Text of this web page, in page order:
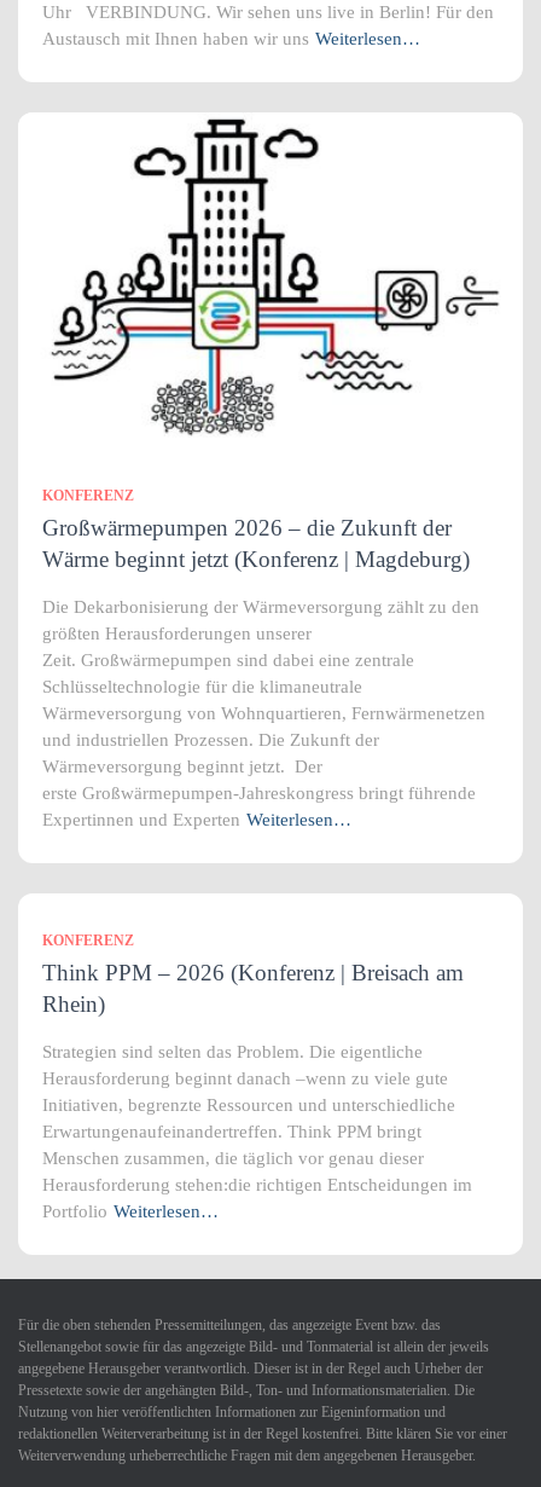
Uhr VERBINDUNG. Wir sehen uns live in Berlin! Für den
Austausch mit Ihnen haben wir uns Weiterlesen…
KONFERENZ
Großwärmepumpen 2026 – die Zukunft der
Wärme beginnt jetzt (Konferenz | Magdeburg)
Die Dekarbonisierung der Wärmeversorgung zählt zu den
größten Herausforderungen unserer
Zeit. Großwärmepumpen sind dabei eine zentrale
Schlüsseltechnologie für die klimaneutrale
Wärmeversorgung von Wohnquartieren, Fernwärmenetzen
und industriellen Prozessen. Die Zukunft der
Wärmeversorgung beginnt jetzt. Der
erste Großwärmepumpen-Jahreskongress bringt führende
Expertinnen und Experten Weiterlesen…
KONFERENZ
Think PPM – 2026 (Konferenz | Breisach am
Rhein)
Strategien sind selten das Problem. Die eigentliche
Herausforderung beginnt danach –wenn zu viele gute
Initiativen, begrenzte Ressourcen und unterschiedliche
Erwartungenaufeinandertreffen. Think PPM bringt
Menschen zusammen, die täglich vor genau dieser
Herausforderung stehen:die richtigen Entscheidungen im
Portfolio Weiterlesen…
Für die oben stehenden Pressemitteilungen, das angezeigte Event bzw. das
Stellenangebot sowie für das angezeigte Bild- und Tonmaterial ist allein der jeweils
angegebene Herausgeber verantwortlich. Dieser ist in der Regel auch Urheber der
Pressetexte sowie der angehängten Bild-, Ton- und Informationsmaterialien. Die
Nutzung von hier veröffentlichten Informationen zur Eigeninformation und
redaktionellen Weiterverarbeitung ist in der Regel kostenfrei. Bitte klären Sie vor einer
Weiterverwendung urheberrechtliche Fragen mit dem angegebenen Herausgeber.